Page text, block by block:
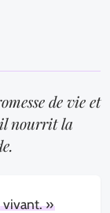
de vie et
nourrit la
vivant. »